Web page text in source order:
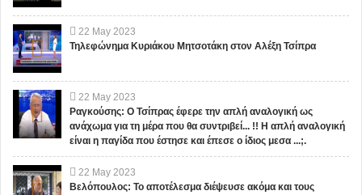
22 May 2023
Τηλεφώνημα Κυριάκου Μητσοτάκη στον Αλέξη Τσίπρα
22 May 2023
Ραγκούσης: Ο Τσίπρας έφερε την απλή αναλογική ως
ανάχωμα για τη μέρα που θα συντριβεί... !! Η απλή αναλογική
είναι η παγίδα που έστησε και έπεσε ο ίδιος μεσα ...;.
22 May 2023
Βελόπουλος: Το αποτέλεσμα διέψευσε ακόμα και τους